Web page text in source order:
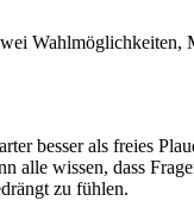
Wahlmöglichkeiten,
besser als freies
alle wissen, dass
zu fühlen.